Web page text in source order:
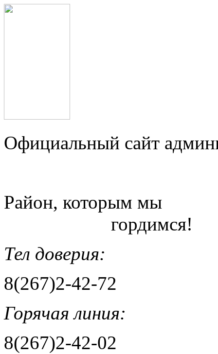
Официальный сайт
Район, которым мы
гордимся!
Тел доверия:
8(267)2-42-72
Горячая линия:
8(267)2-42-02